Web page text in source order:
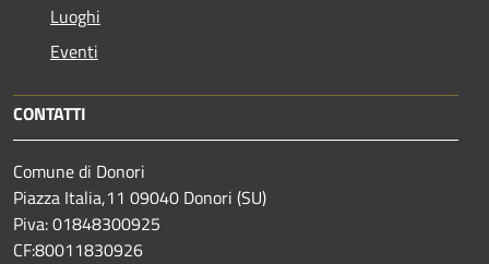
Luoghi
Eventi
CONTATTI
Comune di Donori
Piazza Italia,11 09040 Donori (SU)
Piva: 01848300925
CF:80011830926